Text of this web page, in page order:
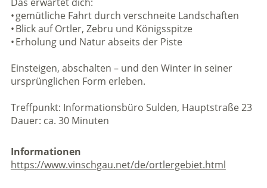
• gemütliche Fahrt durch verschneite Landschaften
• Blick auf Ortler, Zebru und Königsspitze
• Erholung und Natur abseits der Piste
Einsteigen, abschalten – und den Winter in seiner
ursprünglichen Form erleben.
Treffpunkt: Informationsbüro Sulden, Hauptstraße 23
Dauer: ca. 30 Minuten
Informationen
https://www.vinschgau.net/de/ortlergebiet.html